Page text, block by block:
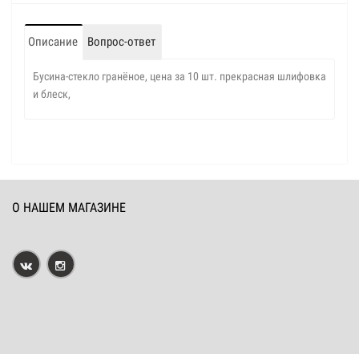
Описание Вопрос-ответ
Бусина-стекло гранёное, цена за 10 шт. прекрасная шлифовка
и блеск,
О НАШЕМ МАГАЗИНЕ